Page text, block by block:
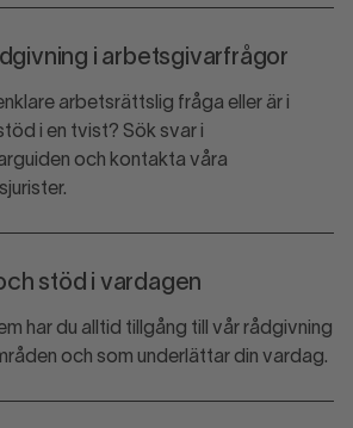
i arbetsgivarfrågor
arbetsrättslig fråga eller är i
i en tvist? Sök svar i
och kontakta våra
stöd i vardagen
har du alltid tillgång till vår rådgivning
och som underlättar din vardag.